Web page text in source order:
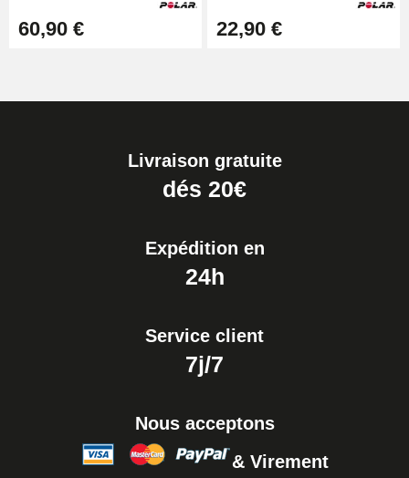
60,90 € 22,90 €
Livraison gratuite
dés 20€
Expédition en
24h
Service client
7j/7
Nous acceptons
& Virement